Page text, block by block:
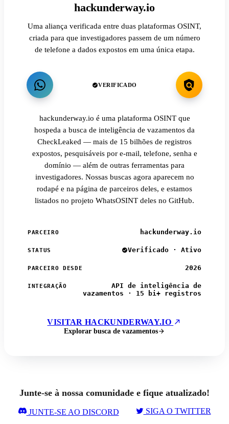
hackunderway.io
Uma aliança verificada entre duas plataformas OSINT,
criada para que investigadores passem de um número
de telefone a dados expostos em uma única etapa.
VERIFICADO
hackunderway.io é uma plataforma OSINT que
hospeda a busca de inteligência de vazamentos da
CheckLeaked — mais de 15 bilhões de registros
expostos, pesquisáveis por e-mail, telefone, senha e
domínio — além de outras ferramentas para
investigadores. Nossas buscas agora aparecem no
rodapé e na página de parceiros deles, e estamos
listados no projeto WhatsOSINT deles no GitHub.
PARCEIRO hackunderway.io
STATUS Verificado · Ativo
PARCEIRO DESDE 2026
INTEGRAÇÃO
API de inteligência de
vazamentos · 15 bi+ registros
VISITAR HACKUNDERWAY.IO
Explorar busca de vazamentos
Junte-se à nossa comunidade e fique atualizado!
JUNTE-SE AO DISCORD SIGA O TWITTER